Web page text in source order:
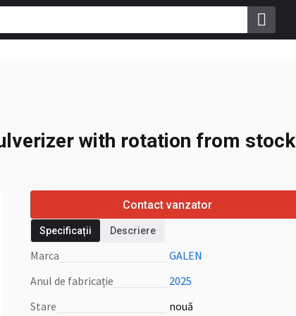
with rotation from stock
Contact vanzator
Specificații Descriere
Marca
GALEN
Anul de fabricație
2025
Stare
nouă